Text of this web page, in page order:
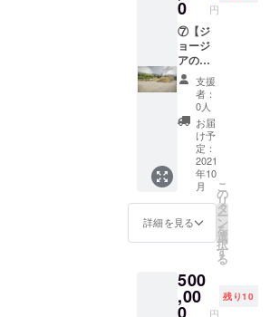
い。 ※
コロナ
の影響
により
リター
ン開始
に変更
が出る
可能性
がござ
います
ので、
その際
はメー
ご連絡
致しま
ン開始
予定月
より、
す。 ※
ピアラ
に刻印
したい
お名前
をアル
ファ
ベット
で備考
欄にご
記入下
さい。
また、
不要の
方は備
考欄に
入下さ
い。 ※
コロナ
ん。 ※
掲載画
像のワ
インは
参考で
す。 ※
コロナ
の影響
により
リター
ン開始
に変更
が出る
可能性
がござ
います
ルにて
ご連絡
致しま
つ)を購
入する
事が出
来るチ
ケット
をご提
供致し
ます。)
・ピア
ラ3つ
(クヴェ
ヴリと
同じ土
壌から
出来た
素焼き
の土器3
支援し
て頂い
た方の
陸のク
ヴェヴ
リワイ
ンを1年
間に掛
けて毎
月2本が
届く、
定期お
届け
セット
を購入
する事
が出来
るチ
ケット
をご提
ます。
・支援
して頂
0 円
⑦【ジ
ョージ
アのワ
イナ
リーガ
イド】
・
DaiSuW
ineが友
好関係
を持つ
ジョー
ジアの
ファミ
リーワ
イナ
伝統行
事であ
る収穫
支援
者：
0人
お届
け予
定：
2021
年10
月
詳細を見る
こ
の
リ
タ
ー
ン
を
選
択
す
る
500
,00
円
残り10